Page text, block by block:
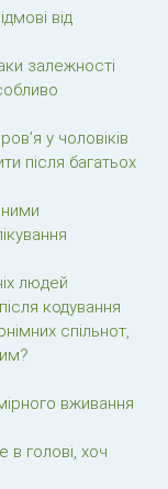
від
залежності
у чоловіків
після багатьох
людей
кодування
спільнот,
вживання
в голові, хоч